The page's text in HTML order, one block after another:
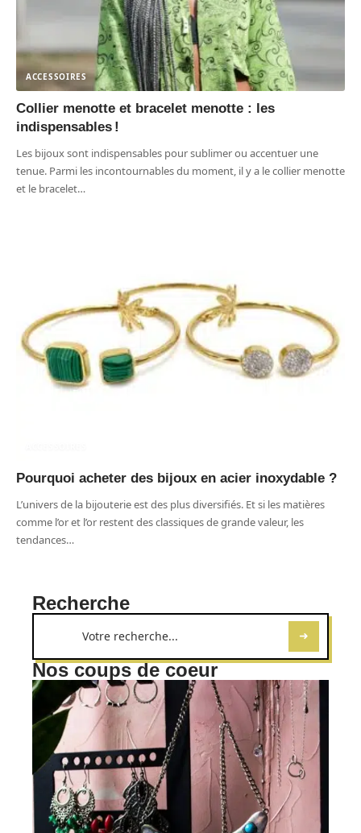
ACCESSOIRES
Collier menotte et bracelet menotte : les
indispensables !
Les bijoux sont indispensables pour sublimer ou accentuer une
tenue. Parmi les incontournables du moment, il y a le collier menotte
et le bracelet…
Pourquoi acheter des bijoux en acier inoxydable ?
L’univers de la bijouterie est des plus diversifiés. Et si les matières
comme l’or et l’or restent des classiques de grande valeur, les
tendances…
Recherche
Nos coups de coeur